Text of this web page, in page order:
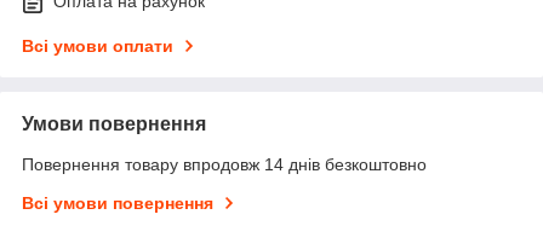
Всі умови оплати
Умови повернення
Повернення товару впродовж 14 днів безкоштовно
Всі умови повернення